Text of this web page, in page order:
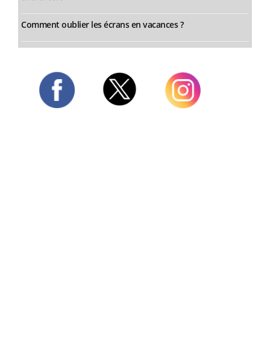
Comment oublier les écrans en vacances ?